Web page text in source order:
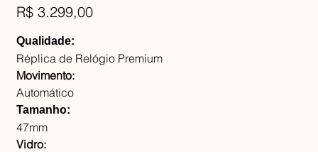
Preço
R$ 3.299,00
Qualidade:
Réplica de Relógio Premium
Movimento:
Automático
Tamanho:
47mm
Vidro: